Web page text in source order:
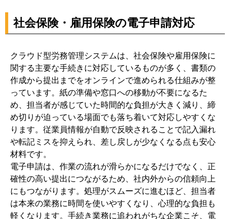
社会保険・雇用保険の電子申請対応
クラウド型労務管理システムは、社会保険や雇用保険に
関する主要な手続きに対応しているものが多く、書類の
作成から提出までをオンラインで進められる仕組みが整
っています。紙の準備や窓口への移動が不要になるた
め、担当者が感じていた時間的な負担が大きく減り、締
め切りが迫っている場面でも落ち着いて対応しやすくな
ります。従業員情報が自動で反映されることで記入漏れ
や転記ミスを抑えられ、差し戻しが少なくなる点も安心
材料です。
電子申請は、作業の流れが滑らかになるだけでなく、正
確性の高い提出につながるため、社内外からの信頼向上
にもつながります。処理がスムーズに進むほど、担当者
は本来の業務に時間を使いやすくなり、心理的な負担も
軽くなります。手続き業務に追われがちな企業こそ、電